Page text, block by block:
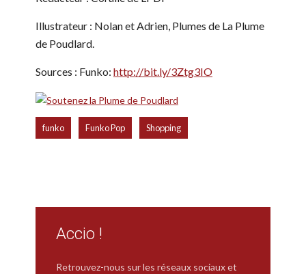
Illustrateur : Nolan et Adrien, Plumes de La Plume
de Poudlard.
Sources : Funko: http://bit.ly/3Ztg3IO
funko Funko Pop Shopping
Accio !
Retrouvez-nous sur les réseaux sociaux et